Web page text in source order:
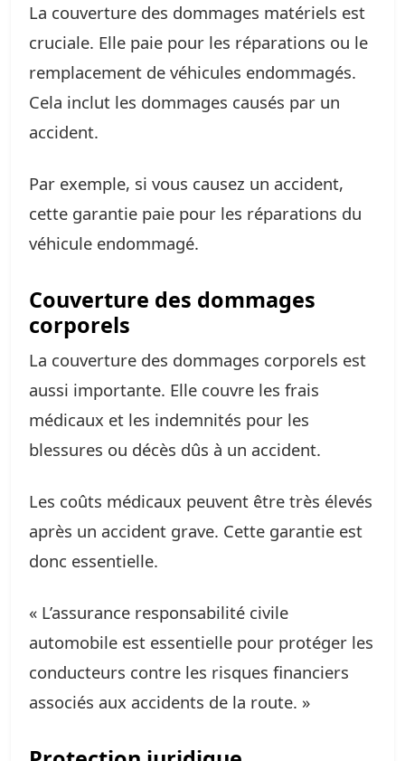
La couverture des dommages matériels est
cruciale. Elle paie pour les réparations ou le
remplacement de véhicules endommagés.
Cela inclut les dommages causés par un
accident.
Par exemple, si vous causez un accident,
cette garantie paie pour les réparations du
véhicule endommagé.
Couverture des dommages
corporels
La couverture des dommages corporels est
aussi importante. Elle couvre les frais
médicaux et les indemnités pour les
blessures ou décès dûs à un accident.
Les coûts médicaux peuvent être très élevés
après un accident grave. Cette garantie est
donc essentielle.
« L’assurance responsabilité civile
automobile est essentielle pour protéger les
conducteurs contre les risques financiers
associés aux accidents de la route. »